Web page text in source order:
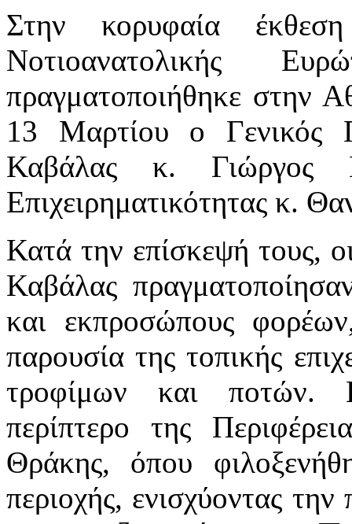
Στην κορυφαία
Νοτιοανατολικής
πραγματοποιήθηκε στην
13 Μαρτίου ο Γενικός
Καβάλας κ. Γιώργος
Επιχειρηματικότητας κ.
Κατά την επίσκεψή τους,
Καβάλας
και εκπροσώπους
παρουσία της τοπικής
τροφίμων και ποτών.
περίπτερο της
Θράκης, όπου
περιοχής, ενισχύοντας